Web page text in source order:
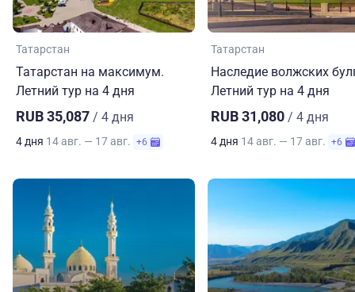
Татарстан
Татарстан на максимум.
Летний тур на 4 дня
RUB 35,087 / 4 дня
4 дня 14 авг. — 17 авг. +6
Татарстан
Наследие волжских
Летний тур на 4 дня
RUB 31,080 / 4 дня
4 дня 14 авг. — 17 авг. +6